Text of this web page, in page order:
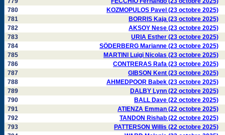
780
KOZMOPULOS Pavel (23 octobre 2025)
781
BORRIS Kaja (23 octobre 2025)
782
AKSOY Nese (23 octobre 2025)
783
URIA Esther (23 octobre 2025)
784
SÖDERBERG Marianne (23 octobre 2025)
785
MARTINI Luigi Nicolas (23 octobre 2025)
786
CONTRERAS Rafa (23 octobre 2025)
787
GIBSON Kent (23 octobre 2025)
788
AHMEDPOOR Babek (23 octobre 2025)
789
DALBY Lynn (22 octobre 2025)
790
BALL Dave (22 octobre 2025)
791
ATIENZA Emman (22 octobre 2025)
792
TANDON Rishab (22 octobre 2025)
793
PATTERSON Willis (22 octobre 2025)